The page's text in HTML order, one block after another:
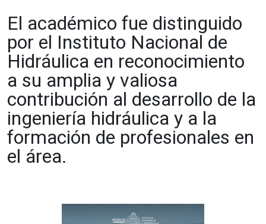
El académico fue distinguido
por el Instituto Nacional de
Hidráulica en reconocimiento
a su amplia y valiosa
contribución al desarrollo de la
ingeniería hidráulica y a la
formación de profesionales en
el área.